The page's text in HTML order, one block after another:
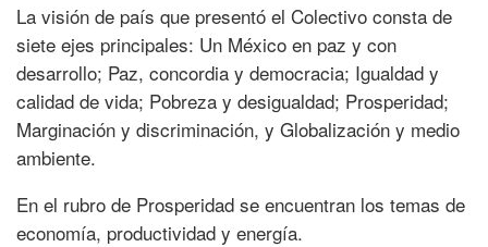
La visión de país que presentó el Colectivo consta de
siete ejes principales: Un México en paz y con
desarrollo; Paz, concordia y democracia; Igualdad y
calidad de vida; Pobreza y desigualdad; Prosperidad;
Marginación y discriminación, y Globalización y medio
ambiente.
En el rubro de Prosperidad se encuentran los temas de
economía, productividad y energía.